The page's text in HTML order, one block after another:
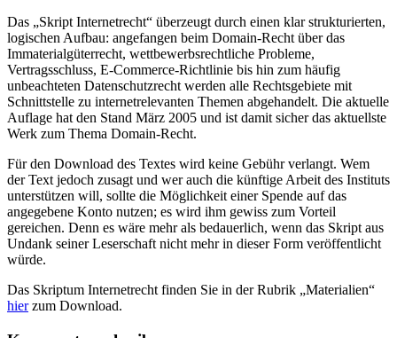
Das „Skript Internetrecht“ überzeugt durch einen klar strukturierten,
logischen Aufbau: angefangen beim Domain-Recht über das
Immaterialgüterrecht, wettbewerbsrechtliche Probleme,
Vertragsschluss, E-Commerce-Richtlinie bis hin zum häufig
unbeachteten Datenschutzrecht werden alle Rechtsgebiete mit
Schnittstelle zu internetrelevanten Themen abgehandelt. Die aktuelle
Auflage hat den Stand März 2005 und ist damit sicher das aktuellste
Werk zum Thema Domain-Recht.
Für den Download des Textes wird keine Gebühr verlangt. Wem
der Text jedoch zusagt und wer auch die künftige Arbeit des Instituts
unterstützen will, sollte die Möglichkeit einer Spende auf das
angegebene Konto nutzen; es wird ihm gewiss zum Vorteil
gereichen. Denn es wäre mehr als bedauerlich, wenn das Skript aus
Undank seiner Leserschaft nicht mehr in dieser Form veröffentlicht
würde.
Das Skriptum Internetrecht finden Sie in der Rubrik „Materialien“
hierzum Download.